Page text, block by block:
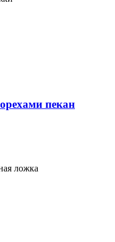
пекан
ложка